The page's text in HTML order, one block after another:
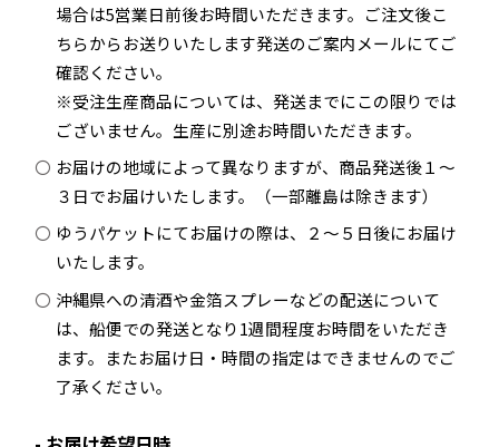
場合は5営業日前後お時間いただきます。ご注文後こ
ちらからお送りいたします発送のご案内メールにてご
確認ください。
※受注生産商品については、発送までにこの限りでは
ございません。生産に別途お時間いただきます。
お届けの地域によって異なりますが、商品発送後１～
３日でお届けいたします。（一部離島は除きます）
ゆうパケットにてお届けの際は、２～５日後にお届け
いたします。
沖縄県への清酒や金箔スプレーなどの配送について
は、船便での発送となり1週間程度お時間をいただき
ます。またお届け日・時間の指定はできませんのでご
了承ください。